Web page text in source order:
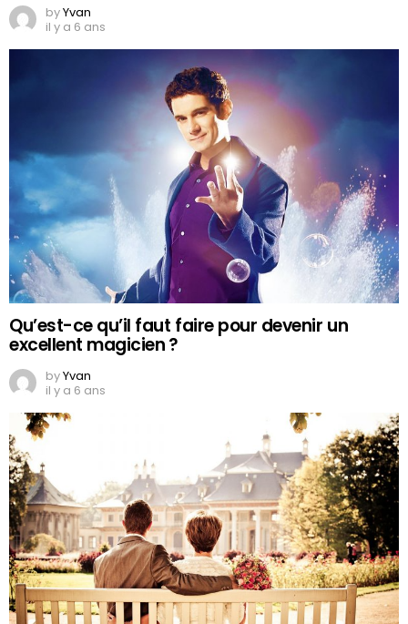
byYvan
il y a 6 ans
Qu’est-ce qu’il faut faire pour devenir un
excellent magicien ?
byYvan
il y a 6 ans